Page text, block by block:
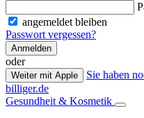
angemeldet bleiben
Passwort vergessen?
Anmelden
oder
Weiter mit Apple
Sie haben
billiger.de
Gesundheit & Kosmetik